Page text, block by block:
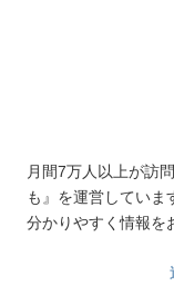
月間7万人以上が訪
も』を運営していま
分かりやすく情報を